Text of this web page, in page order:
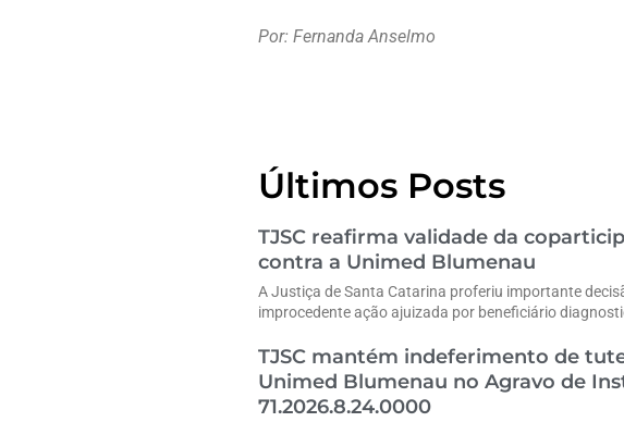
Por: Fernanda Anselmo
Últimos Posts
TJSC reafirma validade da
contra a Unimed Blumenau
A Justiça de Santa Catarina proferiu importante
improcedente ação ajuizada por beneficiário
TJSC mantém indeferimento de
Unimed Blumenau no Agravo de
71.2026.8.24.0000